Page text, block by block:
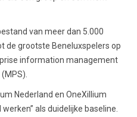
van meer dan 5.000
de grootste Beneluxspelers op
information management
Nederland en OneXillium
als duidelijke baseline.